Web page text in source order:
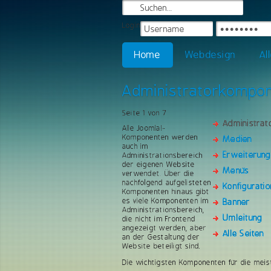
Login
Home Webdesign
Medien
Menüs
Banner
Umleitung
Alle Seiten
Seite 1 von 7
Alle Joomla!-
Komponenten werden
auch im
Administrationsbereich
der eigenen Website
verwendet. Über die
nachfolgend aufgelisteten
Komponenten hinaus gibt
es viele Komponenten im
Administrationsbereich,
die nicht im Frontend
angezeigt werden, aber
an der Gestaltung der
Website beteiligt sind.
Die wichtigsten Komponenten für die